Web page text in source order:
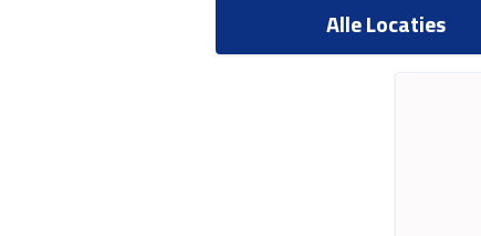
Alle Locaties